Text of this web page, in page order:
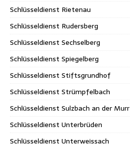
Schlüsseldienst Rietenau
Schlüsseldienst Rudersberg
Schlüsseldienst Sechselberg
Schlüsseldienst Spiegelberg
Schlüsseldienst Stiftsgrundhof
Schlüsseldienst Strümpfelbach
Schlüsseldienst Sulzbach an der Murr
Schlüsseldienst Unterbrüden
Schlüsseldienst Unterweissach